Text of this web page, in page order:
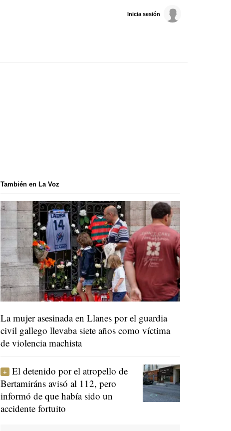
Inicia sesión
También en La Voz
La mujer asesinada en Llanes por el guardia
civil gallego llevaba siete años como víctima
de violencia machista
El detenido por el atropello de
Bertamiráns avisó al 112, pero
informó de que había sido un
accidente fortuito